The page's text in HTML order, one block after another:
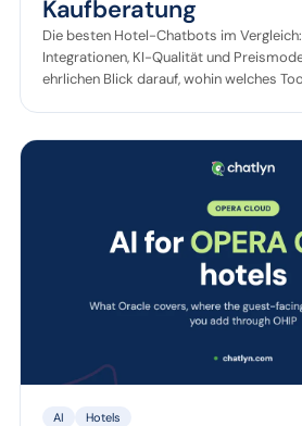
Kaufberatung
Die besten Hotel-Chatbots im
Integrationen, KI-Qualität und
ehrlichen Blick darauf, wohin welches
AI Hotels